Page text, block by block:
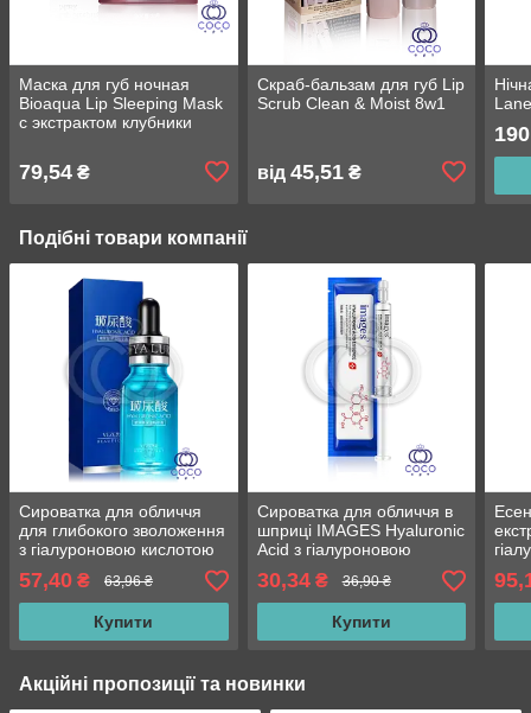
Маска для губ ночная
Bioaqua Lip Sleeping Mask
с экстрактом клубники
79,54 ₴
Скраб-бальзам для губ Lip
Scrub Clean & Moist 8w1
від 45,51₴
Подібні товари компанії
Сироватка для обличчя
для глибокого зволоження
з гіалуроновою кислотою
VEZE Hyaluronic Acid
Moisturizes Concentra
57,40 ₴ 63,96 ₴
Купити
Сироватка для обличчя в
шприці IMAGES Hyaluronic
Acid з гіалуроновою
кислотою 10 г
30,34₴ 36,90 ₴
Купити
35
Акційні пропозиції та новинки